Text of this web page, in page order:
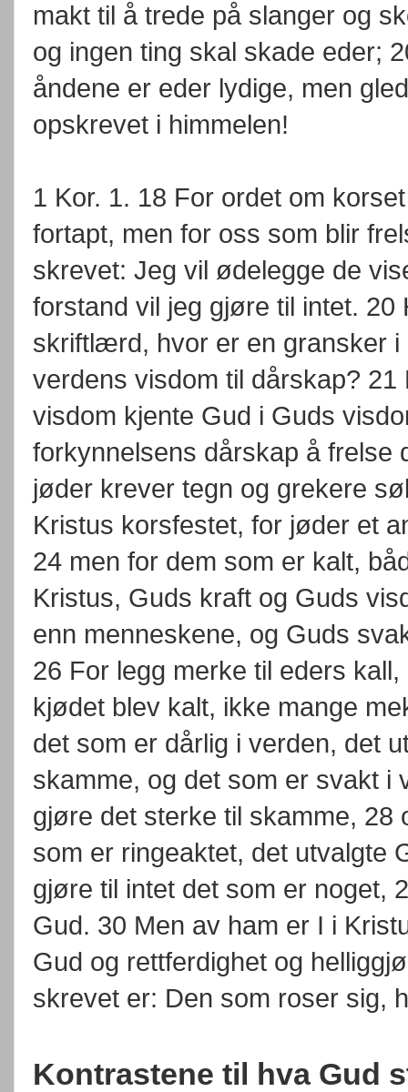
makt til å trede på slanger og
og ingen ting skal skade eder;
åndene er eder lydige, men
opskrevet i himmelen!
1 Kor. 1. 18 For ordet om
fortapt, men for oss som blir
skrevet: Jeg vil ødelegge de
forstand vil jeg gjøre til intet.
skriftlærd, hvor er en gransker
verdens visdom til dårskap?
visdom kjente Gud i Guds
forkynnelsens dårskap å frelse
jøder krever tegn og grekere
Kristus korsfestet, for jøder et
24 men for dem som er kalt,
Kristus, Guds kraft og Guds
enn menneskene, og Guds
26 For legg merke til eders
kjødet blev kalt, ikke mange
det som er dårlig i verden, det
skamme, og det som er svakt i
gjøre det sterke til skamme, 28
som er ringeaktet, det utvalgte
gjøre til intet det som er noget,
Gud. 30 Men av ham er I i
Gud og rettferdighet og
skrevet er: Den som roser sig,
Kontrastene til hva Gud